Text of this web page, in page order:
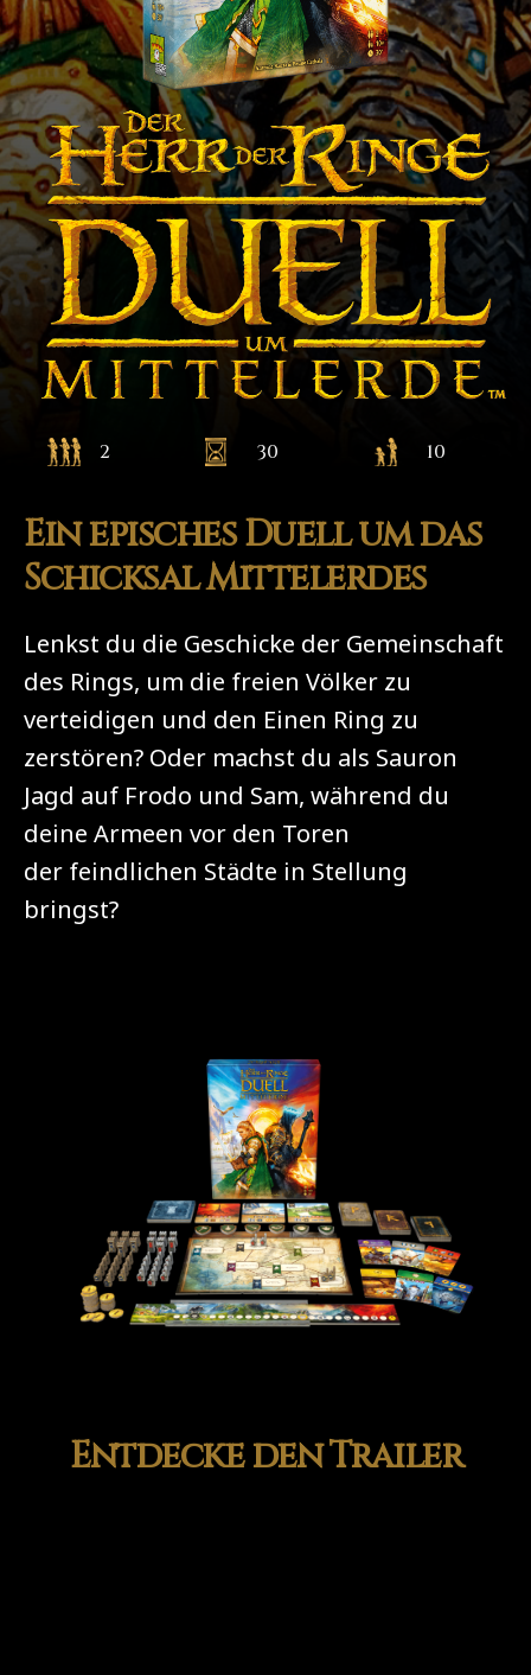
2 30 10
Ein episches Duell um das
Schicksal Mittelerdes
Lenkst du die Geschicke der Gemeinschaft
des Rings, um die freien Völker zu
verteidigen und den Einen Ring zu
zerstören? Oder machst du als Sauron
Jagd auf Frodo und Sam, während du
deine Armeen vor den Toren
der feindlichen Städte in Stellung
bringst?
Entdecke den Trailer